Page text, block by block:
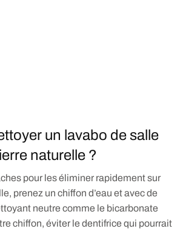
un lavabo de salle
naturelle ?
pour les éliminer rapidement sur
prenez un chiffon d’eau et avec de
neutre comme le bicarbonate
chiffon, éviter le dentifrice qui pourrait